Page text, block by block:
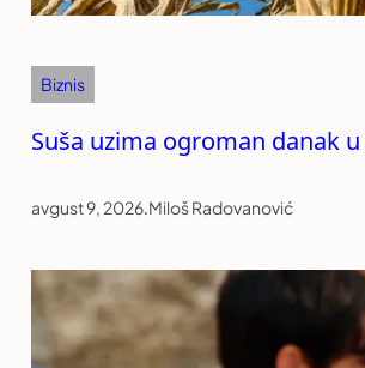
Biznis
Suša uzima ogroman danak
avgust 9, 2026.Miloš Radovanović